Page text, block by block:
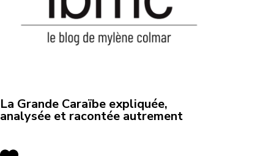
La Grande Caraïbe expliquée,
analysée et racontée autrement